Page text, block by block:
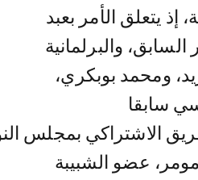
إذ يتعلق الأمر بعبد
السابق، والبرلمانية
ومحمد بوبكري،
سابقا
الاشتراكي بمجلس
عضو الشبيبة